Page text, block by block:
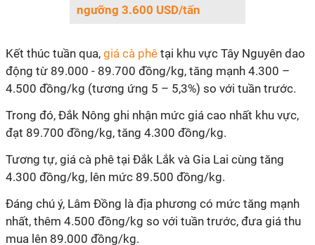
ngưỡng 3.600 USD/tấn
Kết thúc tuần qua, giá cà phê tại khu vực Tây Nguyên dao
động từ 89.000 - 89.700 đồng/kg, tăng mạnh 4.300 –
4.500 đồng/kg (tương ứng 5 – 5,3%) so với tuần trước.
Trong đó, Đắk Nông ghi nhận mức giá cao nhất khu vực,
đạt 89.700 đồng/kg, tăng 4.300 đồng/kg.
Tương tự, giá cà phê tại Đắk Lắk và Gia Lai cùng tăng
4.300 đồng/kg, lên mức 89.500 đồng/kg.
Đáng chú ý, Lâm Đồng là địa phương có mức tăng mạnh
nhất, thêm 4.500 đồng/kg so với tuần trước, đưa giá thu
mua lên 89.000 đồng/kg.